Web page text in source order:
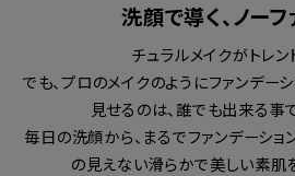
洗顔で導く、ノー
チュラルメイクがトレン
でも、プロのメイクのようにファンデー
見せるのは、誰でも出来る事
毎日の洗顔から、まるでファンデーシ
の見えない滑らかで美しい素肌